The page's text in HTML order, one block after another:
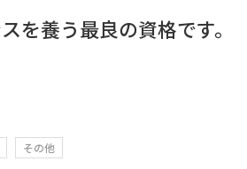
を養う最良の資格です。
その他